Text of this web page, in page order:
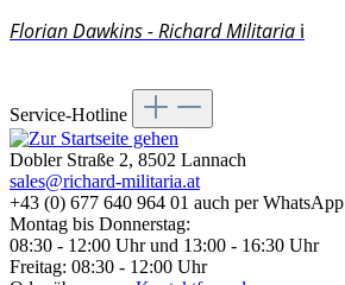
Florian Dawkins - Richard Militaria ℹ️
Service-Hotline
Dobler Straße 2, 8502 Lannach
sales@richard-militaria.at
+43 (0) 677 640 964 01 auch per WhatsApp
Montag bis Donnerstag:
08:30 - 12:00 Uhr und 13:00 - 16:30 Uhr
Freitag: 08:30 - 12:00 Uhr